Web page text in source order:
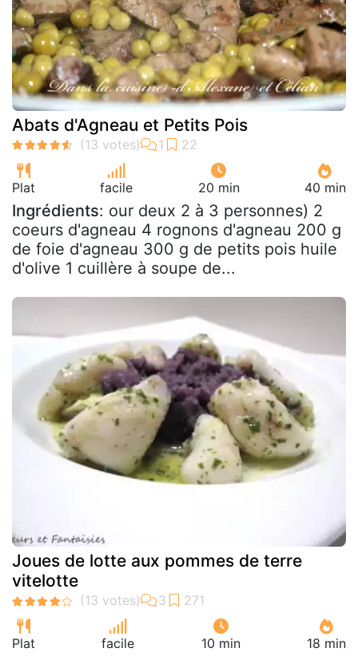
Abats d'Agneau et Petits Pois
Plat facile 20 min 40 min
Ingrédients: our deux 2 à 3 personnes) 2
coeurs d'agneau 4 rognons d'agneau 200 g
de foie d'agneau 300 g de petits pois huile
d'olive 1 cuillère à soupe de...
Joues de lotte aux pommes de terre
vitelotte
Plat facile 10 min 18 min